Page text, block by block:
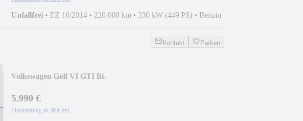
Unfallfrei • EZ 10/2014 • 220.000 km • 330 kW (449 PS) • Benzin
Kontakt Parken
Volkswagen Golf VI GTI Bi-
5.990 €
Finanzierung ab 39 € mtl.